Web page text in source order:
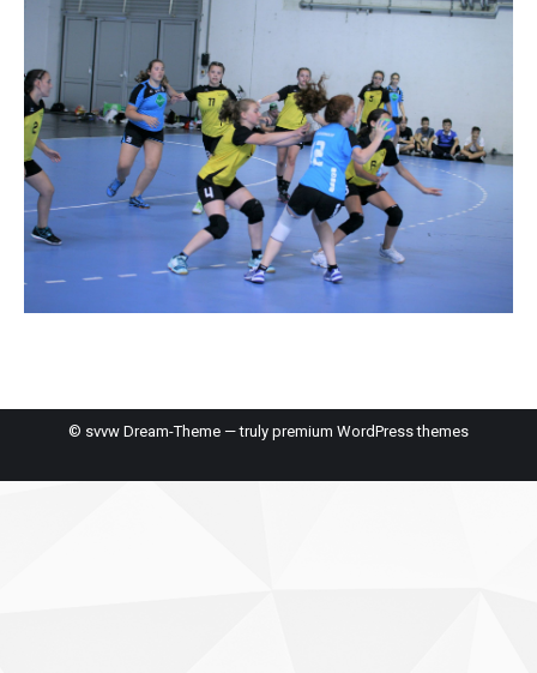
© svvw Dream-Theme — truly premium WordPress themes